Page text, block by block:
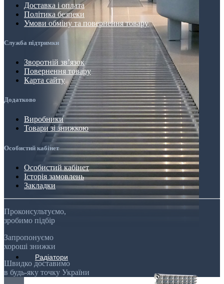
Радіатори
Доставка і оплата
Політика безпеки
Умови обміну та повернення товару
Служба підтримки
Зворотній зв’язок
Повернення товару
Карта сайту
Додатково
Виробники
Товари зі знижкою
Особистий кабінет
Особистий кабінет
Історія замовлень
Закладки
Проконсультуємо,
зробимо підбір
Запропонуємо
хороші знижки
Швидко доставимо
в будь-яку точку України